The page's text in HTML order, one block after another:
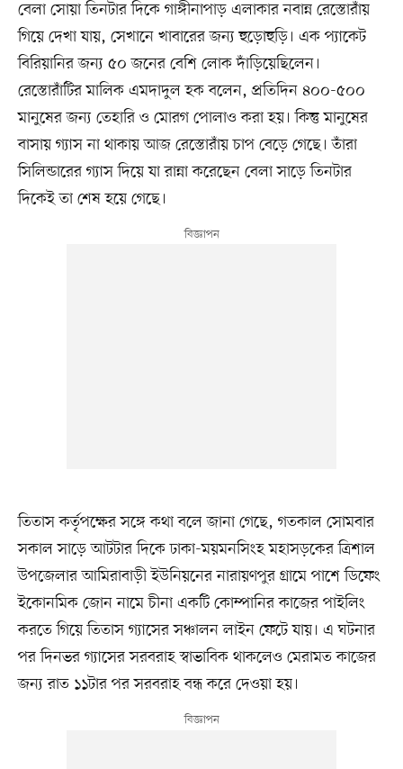
বেলা সোয়া তিনটার দিকে গাঙ্গীনাপাড় এলাকার নবান্ন রেস্তোরাঁয়
গিয়ে দেখা যায়, সেখানে খাবারের জন্য হুড়োহুড়ি। এক প্যাকেট
বিরিয়ানির জন্য ৫০ জনের বেশি লোক দাঁড়িয়েছিলেন।
রেস্তোরাঁটির মালিক এমদাদুল হক বলেন, প্রতিদিন ৪০০-৫০০
মানুষের জন্য তেহারি ও মোরগ পোলাও করা হয়। কিন্তু মানুষের
বাসায় গ্যাস না থাকায় আজ রেস্তোরাঁয় চাপ বেড়ে গেছে। তাঁরা
সিলিন্ডারের গ্যাস দিয়ে যা রান্না করেছেন বেলা সাড়ে তিনটার
দিকেই তা শেষ হয়ে গেছে।
তিতাস কর্তৃপক্ষের সঙ্গে কথা বলে জানা গেছে, গতকাল সোমবার
সকাল সাড়ে আটটার দিকে ঢাকা-ময়মনসিংহ মহাসড়কের ত্রিশাল
উপজেলার আমিরাবাড়ী ইউনিয়নের নারায়ণপুর গ্রামে পাশে ডিফেং
ইকোনমিক জোন নামে চীনা একটি কোম্পানির কাজের পাইলিং
করতে গিয়ে তিতাস গ্যাসের সঞ্চালন লাইন ফেটে যায়। এ ঘটনার
পর দিনভর গ্যাসের সরবরাহ স্বাভাবিক থাকলেও মেরামত কাজের
জন্য রাত ১১টার পর সরবরাহ বন্ধ করে দেওয়া হয়।